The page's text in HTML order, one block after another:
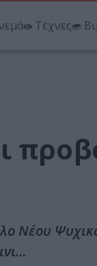
Τέχνες
Νέου